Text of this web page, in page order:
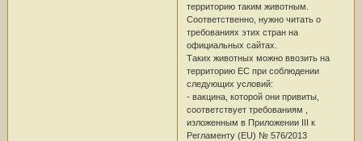
территорию таким животным.
Соответственно, нужно читать о
требованиях этих стран на
официальных сайтах.
Таких животных можно ввозить на
территорию ЕС при соблюдении
следующих условий:
- вакцина, которой они привиты,
соответствует требованиям ,
изложенным в Приложении III к
Регламенту (EU) № 576/2013